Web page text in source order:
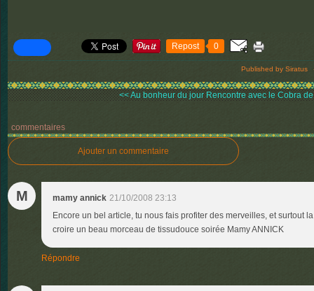
Repost 0
Published by Siratus
<< Au bonheur du jour Rencontre avec le Cobra
commentaires
Ajouter un commentaire
M mamy annick 21/10/2008 23:13
Encore un bel article, tu nous fais profiter des merveilles, et surtout
croire un beau morceau de tissudouce soirée Mamy ANNICK
Répondre